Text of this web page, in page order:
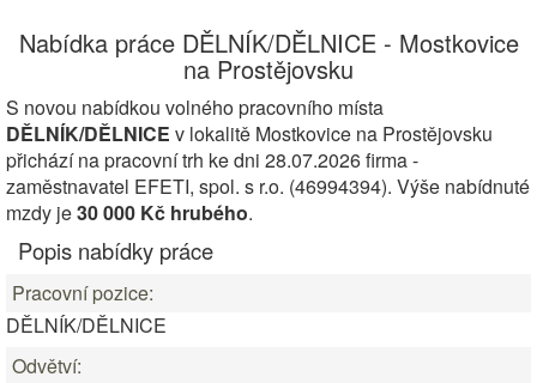
Nabídka práce DĚLNÍK/DĚLNICE - Mostkovice
na Prostějovsku
S novou nabídkou volného pracovního místa
DĚLNÍK/DĚLNICE v lokalitě Mostkovice na Prostějovsku
přichází na pracovní trh ke dni 28.07.2026 firma -
zaměstnavatel EFETI, spol. s r.o. (46994394). Výše nabídnuté
mzdy je30 000 Kč hrubého.
Popis nabídky práce
Pracovní pozice:
DĚLNÍK/DĚLNICE
Odvětví: